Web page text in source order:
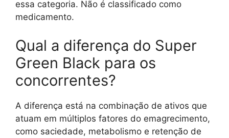
essa categoria. Não é classificado como
medicamento.
Qual a diferença do Super
Green Black para os
concorrentes?
A diferença está na combinação de ativos que
atuam em múltiplos fatores do emagrecimento,
como saciedade, metabolismo e retenção de